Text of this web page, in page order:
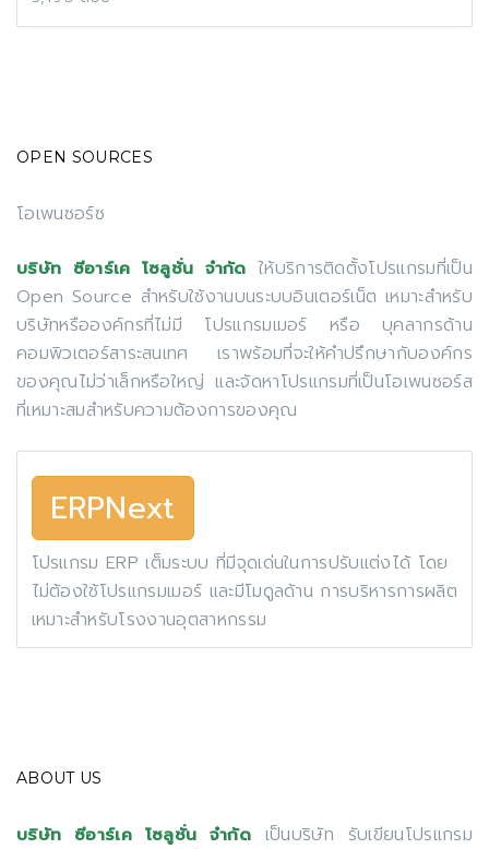
OPEN SOURCES
โอเพนซอร์ซ
บริษัท ซีอาร์เค โซลูชั่น จำกัด ให้บริการติดตั้งโปรแกรมที่เป็น
Open Source สำหรับใช้งานบนระบบอินเตอร์เน็ต เหมาะสำหรับ
บริษัทหรือองค์กรที่ไม่มี โปรแกรมเมอร์ หรือ บุคลากรด้าน
คอมพิวเตอร์สาระสนเทศ เราพร้อมที่จะให้คำปรึกษากับองค์กร
ของคุณไม่ว่าเล็กหรือใหญ่ และจัดหาโปรแกรมที่เป็นโอเพนซอร์ส
ที่เหมาะสมสำหรับความต้องการของคุณ
ERPNext
โปรแกรม ERP เต็มระบบ ที่มีจุดเด่นในการปรับแต่งได้ โดย
ไม่ต้องใช้โปรแกรมเมอร์ และมีโมดูลด้าน การบริหารการผลิต
เหมาะสำหรับโรงงานอุตสาหกรรม
ABOUT US
บริษัท ซีอาร์เค โซลูชั่น จำกัด เป็นบริษัท รับเขียนโปรแกรม